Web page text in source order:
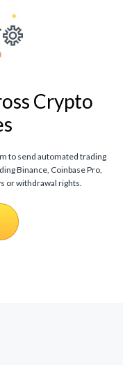
Crypto
to send automated trading
Binance, Coinbase Pro,
or withdrawal rights.